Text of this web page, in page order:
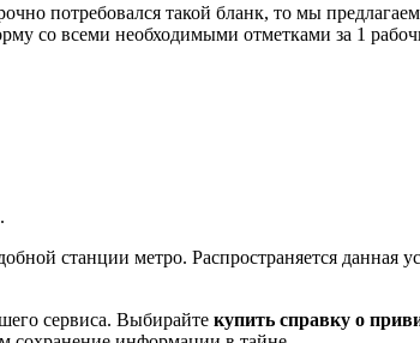
потребовался такой бланк, то мы предлагаем
со всеми необходимыми отметками за 1
станции метро. Распространяется данная
сервиса. Выбирайте купить справку о